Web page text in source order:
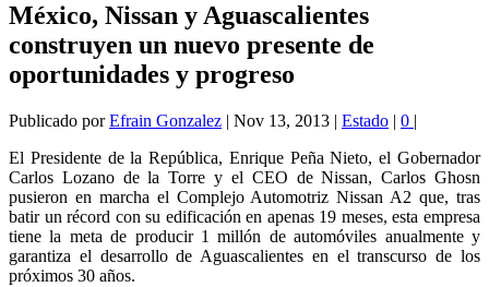
México, Nissan y Aguascalientes
construyen un nuevo presente de
oportunidades y progreso
Publicado porEfrain Gonzalez | Nov 13, 2013 | Estado | 0 |
El Presidente de la República, Enrique Peña Nieto, el Gobernador
Carlos Lozano de la Torre y el CEO de Nissan, Carlos Ghosn
pusieron en marcha el Complejo Automotriz Nissan A2 que, tras
batir un récord con su edificación en apenas 19 meses, esta empresa
tiene la meta de producir 1 millón de automóviles anualmente y
garantiza el desarrollo de Aguascalientes en el transcurso de los
próximos 30 años.